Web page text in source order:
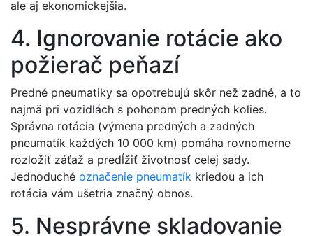
ale aj ekonomickejšia.
4. Ignorovanie rotácie ako
požierač peňazí
Predné pneumatiky sa opotrebujú skôr než zadné, a to
najmä pri vozidlách s pohonom predných kolies.
Správna rotácia (výmena predných a zadných
pneumatík každých 10 000 km) pomáha rovnomerne
rozložiť záťaž a predĺžiť životnosť celej sady.
Jednoduché označenie pneumatík kriedou a ich
rotácia vám ušetria značný obnos.
5. Nesprávne skladovanie